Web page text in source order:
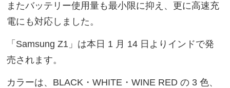
またバッテリー使用量も最小限に抑え、更に高速充
電にも対応しました。
「Samsung Z1」は本日 1 月 14 日よりインドで発
売されます。
カラーは、BLACK・WHITE・WINE RED の 3 色、